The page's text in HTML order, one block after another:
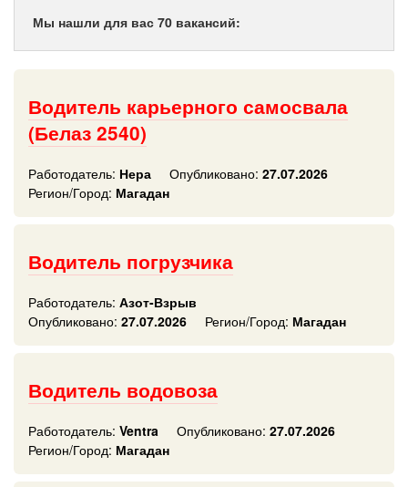
Мы нашли для вас 70 вакансий:
Водитель карьерного самосвала
(Белаз 2540)
Работодатель: Нера Опубликовано: 27.07.2026
Регион/Город: Магадан
Водитель погрузчика
Работодатель: Азот-Взрыв
Опубликовано: 27.07.2026 Регион/Город: Магадан
Водитель водовоза
Работодатель: Ventra Опубликовано: 27.07.2026
Регион/Город: Магадан